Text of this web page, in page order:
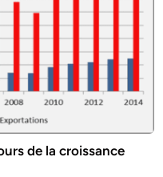
de la croissance